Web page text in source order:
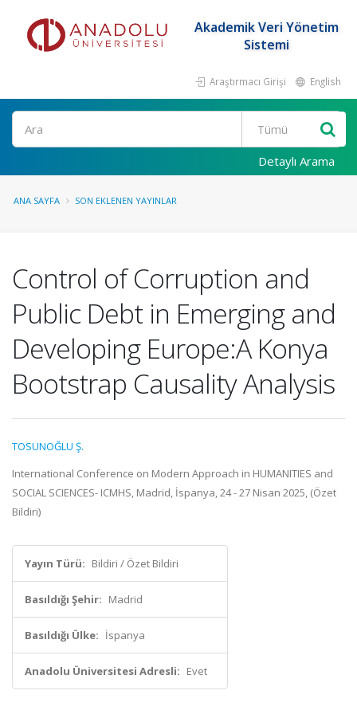
Akademik Veri Yönetim
Sistemi
Araştırmacı Girişi English
Ara
Detaylı Arama
ANA SAYFA SON EKLENEN YAYINLAR
Control of Corruption and
Public Debt in Emerging and
Developing Europe:A Konya
Bootstrap Causality Analysis
TOSUNOĞLU Ş.
International Conference on Modern Approach in HUMANITIES and
SOCIAL SCIENCES- ICMHS, Madrid, İspanya, 24 - 27 Nisan 2025, (Özet
Bildiri)
Yayın Türü: Bildiri / Özet Bildiri
Basıldığı Şehir: Madrid
Basıldığı Ülke: İspanya
Anadolu Üniversitesi Adresli: Evet